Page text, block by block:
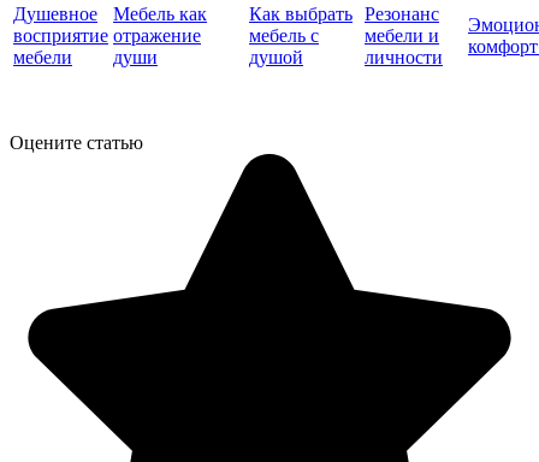
Душевное
восприятие
мебели
Мебель как
отражение
души
Как выбрать
мебель с
душой
Резонанс
мебели и
личности
Оцените статью